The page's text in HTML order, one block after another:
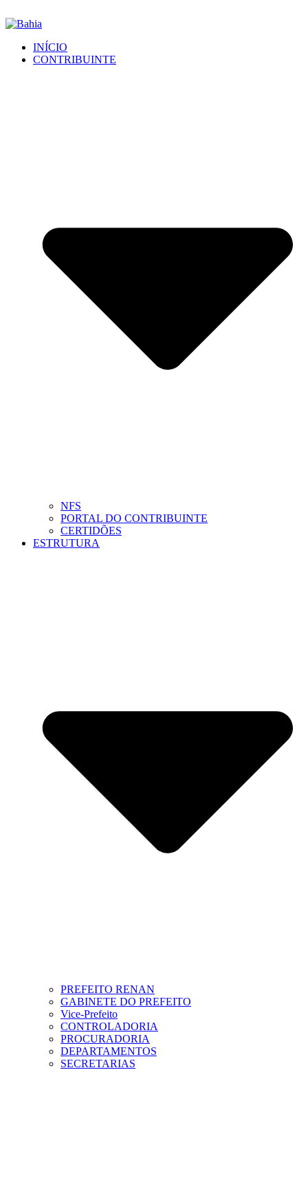
INÍCIO
CONTRIBUINTE
NFS
PORTAL DO CONTRIBUINTE
CERTIDÕES
ESTRUTURA
PREFEITO RENAN
GABINETE DO PREFEITO
Vice-Prefeito
CONTROLADORIA
PROCURADORIA
DEPARTAMENTOS
SECRETARIAS